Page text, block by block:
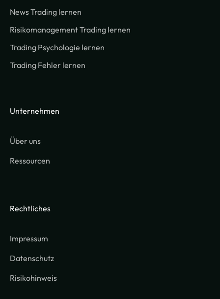
News Trading lernen
Risikomanagement Trading lernen
Trading Psychologie lernen
Trading Fehler lernen
Unternehmen
Über uns
Ressourcen
Rechtliches
Impressum
Datenschutz
Risikohinweis